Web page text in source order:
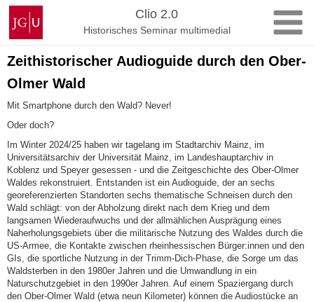
Zum
Inhalt
springen
Johannes
Gutenberg-
Universität
Mainz
Clio 2.0
Historisches Seminar multimedial
Zeithistorischer Audioguide durch den Ober-
Olmer Wald
Mit Smartphone durch den Wald? Never!
Oder doch?
Im Winter 2024/25 haben wir tagelang im Stadtarchiv Mainz, im
Universitätsarchiv der Universität Mainz, im Landeshauptarchiv in
Koblenz und Speyer gesessen - und die Zeitgeschichte des Ober-Olmer
Waldes rekonstruiert. Entstanden ist ein Audioguide, der an sechs
georeferenzierten Standorten sechs thematische Schneisen durch den
Wald schlägt: von der Abholzung direkt nach dem Krieg und dem
langsamen Wiederaufwuchs und der allmählichen Ausprägung eines
Naherholungsgebiets über die militärische Nutzung des Waldes durch die
US-Armee, die Kontakte zwischen rheinhessischen Bürger:innen und den
GIs, die sportliche Nutzung in der Trimm-Dich-Phase, die Sorge um das
Waldsterben in den 1980er Jahren und die Umwandlung in ein
Naturschutzgebiet in den 1990er Jahren. Auf einem Spaziergang durch
den Ober-Olmer Wald (etwa neun Kilometer) können die Audiostücke an